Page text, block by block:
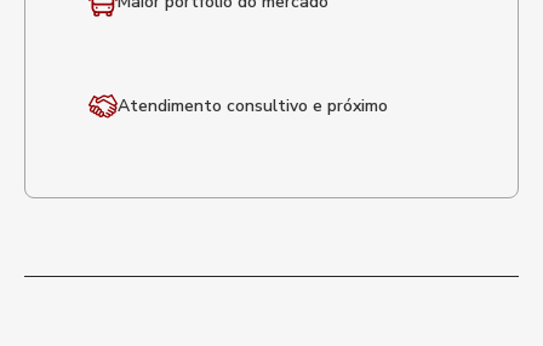
Atendimento consultivo e próximo